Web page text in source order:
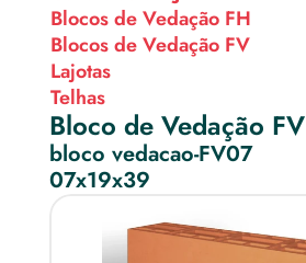
Blocos de Vedação FH
Blocos de Vedação FV
Lajotas
Telhas
Bloco de Vedação FV
bloco vedacao-FV07
07x19x39